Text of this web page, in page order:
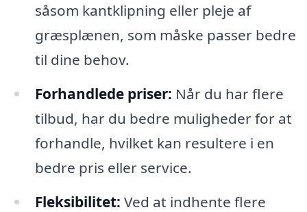
såsom kantklipning eller pleje af
græsplænen, som måske passer bedre
til dine behov.
Forhandlede priser: Når du har flere
tilbud, har du bedre muligheder for at
forhandle, hvilket kan resultere i en
bedre pris eller service.
Fleksibilitet: Ved at indhente flere